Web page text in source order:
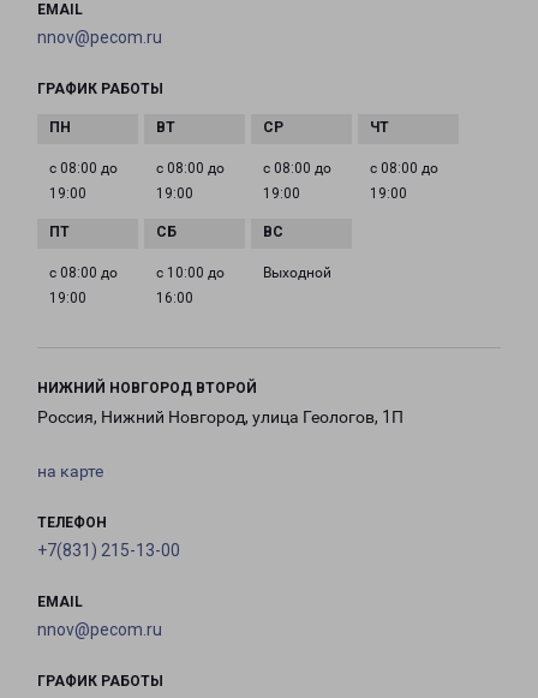
EMAIL
nnov@pecom.ru
ГРАФИК РАБОТЫ
с 08:00 до
19:00
с 08:00 до
19:00
с 08:00 до
19:00
с 08:00 до
19:00
с 08:00 до
19:00
с 10:00 до
16:00
Выходной
НИЖНИЙ НОВГОРОД ВТОРОЙ
Россия, Нижний Новгород, улица Геологов, 1П
на карте
ТЕЛЕФОН
+7(831) 215-13-00
EMAIL
nnov@pecom.ru
ГРАФИК РАБОТЫ